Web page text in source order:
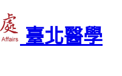
臺北醫學